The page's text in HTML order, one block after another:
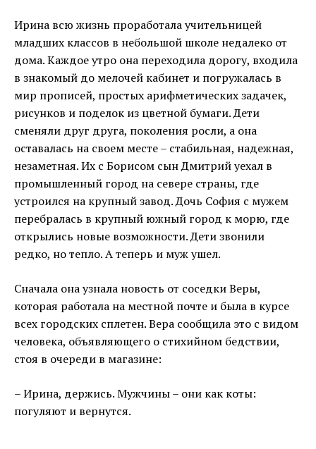
Ирина всю жизнь проработала учительницей
младших классов в небольшой школе недалеко от
дома. Каждое утро она переходила дорогу, входила
в знакомый до мелочей кабинет и погружалась в
мир прописей, простых арифметических задачек,
рисунков и поделок из цветной бумаги. Дети
сменяли друг друга, поколения росли, а она
оставалась на своем месте – стабильная, надежная,
незаметная. Их с Борисом сын Дмитрий уехал в
промышленный город на севере страны, где
устроился на крупный завод. Дочь София с мужем
перебралась в крупный южный город к морю, где
открылись новые возможности. Дети звонили
редко, но тепло. А теперь и муж ушел.
Сначала она узнала новость от соседки Веры,
которая работала на местной почте и была в курсе
всех городских сплетен. Вера сообщила это с видом
человека, объявляющего о стихийном бедствии,
стоя в очереди в магазине:
– Ирина, держись. Мужчины – они как коты:
погуляют и вернутся.